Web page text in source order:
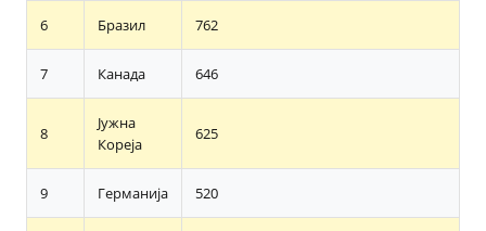
6 Бразил 762
7 Канада 646
8
Јужна
Кореја
625
9 Германија 520